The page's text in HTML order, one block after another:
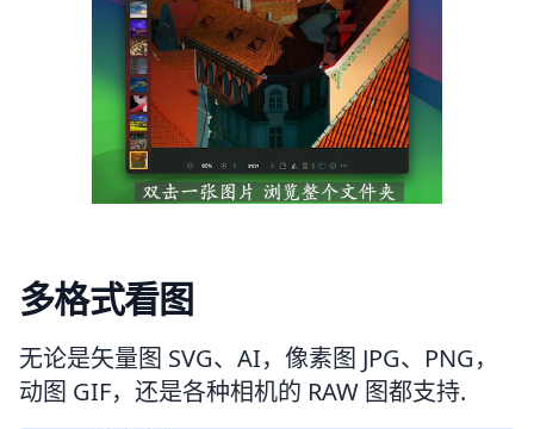
多格式看图
无论是矢量图 SVG、AI，像素图 JPG、PNG，
动图 GIF，还是各种相机的 RAW 图都支持.